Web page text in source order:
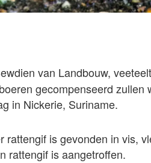
van Landbouw,
gecompenseerd zullen
in Nickerie, Suriname.
rattengif is gevonden in vis,
rattengif is aangetroffen.